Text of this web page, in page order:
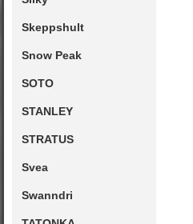
Skeppshult
Snow Peak
SOTO
STANLEY
STRATUS
Svea
Swanndri